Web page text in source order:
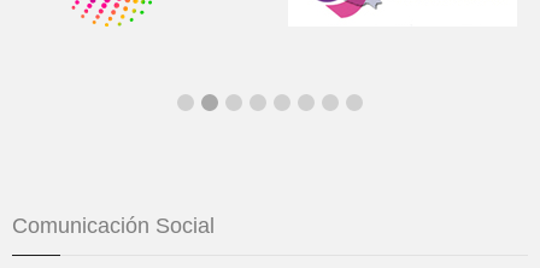
Comunicación Social